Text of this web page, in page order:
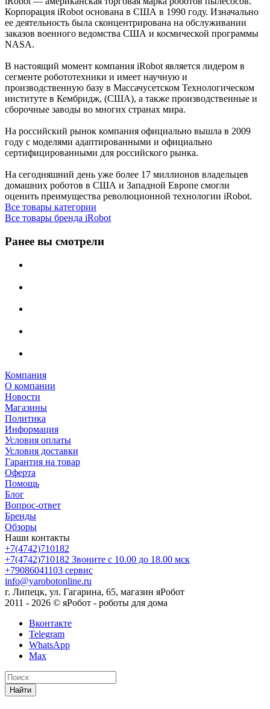
Корпорация iRobot основана в США в 1990 году. Изначально
ее деятельность была сконцентрирована на обслуживании
заказов военного ведомства США и космической программы
NASA.
В настоящий момент компания iRobot является лидером в
сегменте робототехники и имеет научную и
производственную базу в Массачусетском Технологическом
институте в Кембридж, (США), а также производственные и
сборочные заводы во многих странах мира.
На российский рынок компания официально вышла в 2009
году с моделями адаптированными и официально
сертифицированными для российского рынка.
На сегодняшний день уже более 17 миллионов владельцев
домашних роботов в CША и Западной Европе смогли
оценить преимущества революционной технологии iRobot.
Все товары категории
Все товары бренда iRobot
Ранее вы смотрели
Компания
О компании
Новости
Магазины
Политика
Информация
Условия оплаты
Условия доставки
Гарантия на товар
Оферта
Помощь
Блог
Вопрос-ответ
Бренды
Обзоры
Наши контакты
+7(4742)710182
+7(4742)710182 Звоните с 10.00 до 18.00 мск
+79086041103 сервис
info@yarobotonline.ru
г. Липецк, ул. Гагарина, 65, магазин яРобот
2011 - 2026 © яРобот - роботы для дома
Вконтакте
Telegram
WhatsApp
Max
Найти